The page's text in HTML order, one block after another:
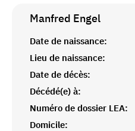
Manfred Engel
Date de naissance:
Lieu de naissance:
Date de décès:
Décédé(e) à:
Numéro de dossier LEA:
Domicile: